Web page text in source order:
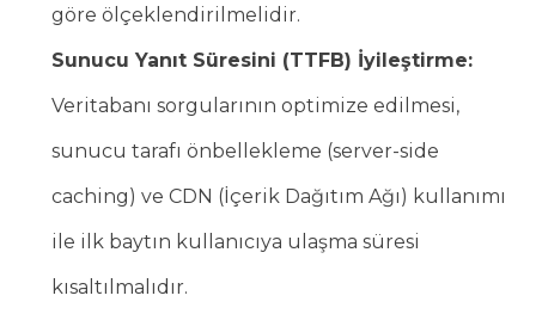
göre ölçeklendirilmelidir.
Sunucu Yanıt Süresini (TTFB) İyileştirme:
Veritabanı sorgularının optimize edilmesi,
sunucu tarafı önbellekleme (server-side
caching) ve CDN (İçerik Dağıtım Ağı) kullanımı
ile ilk baytın kullanıcıya ulaşma süresi
kısaltılmalıdır.